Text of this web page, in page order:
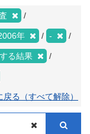
年 -
る結果
る（すべて解除）